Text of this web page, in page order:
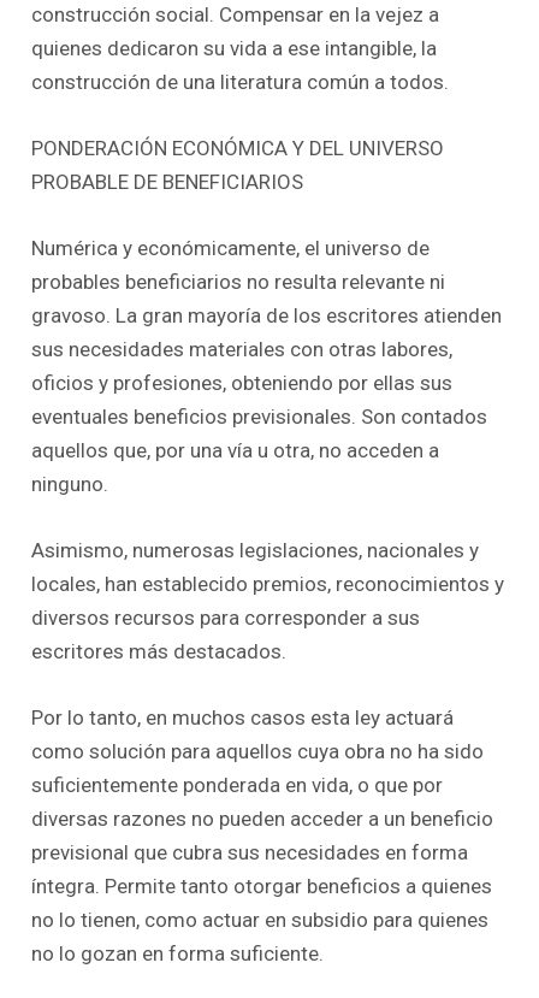
construcción social. Compensar en la vejez a
quienes dedicaron su vida a ese intangible, la
construcción de una literatura común a todos.
PONDERACIÓN ECONÓMICA Y DEL UNIVERSO
PROBABLE DE BENEFICIARIOS
Numérica y económicamente, el universo de
probables beneficiarios no resulta relevante ni
gravoso. La gran mayoría de los escritores atienden
sus necesidades materiales con otras labores,
oficios y profesiones, obteniendo por ellas sus
eventuales beneficios previsionales. Son contados
aquellos que, por una vía u otra, no acceden a
ninguno.
Asimismo, numerosas legislaciones, nacionales y
locales, han establecido premios, reconocimientos y
diversos recursos para corresponder a sus
escritores más destacados.
Por lo tanto, en muchos casos esta ley actuará
como solución para aquellos cuya obra no ha sido
suficientemente ponderada en vida, o que por
diversas razones no pueden acceder a un beneficio
previsional que cubra sus necesidades en forma
íntegra. Permite tanto otorgar beneficios a quienes
no lo tienen, como actuar en subsidio para quienes
no lo gozan en forma suficiente.